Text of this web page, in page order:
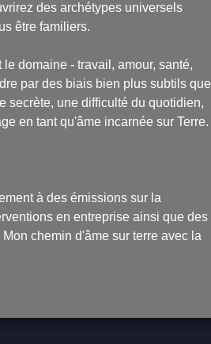
des archétypes universels
être familiers.
domaine - travail, amour, santé,
par des biais bien plus subtils que
secrète, une difficulté du quotidien,
en tant qu'âme incarnée sur Terre.
à des émissions sur la
en entreprise ainsi que des
Mon chemin d'âme sur terre avec la